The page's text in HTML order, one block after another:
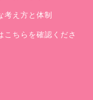
考え方と体制
こちらを確認くださ